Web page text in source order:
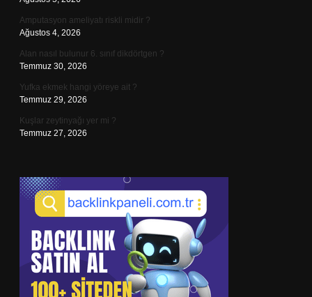
Amputasyon ameliyatı riskli midir ?
Ağustos 4, 2026
Alan nasıl bulunur 6. sınıf dikdörtgen ?
Temmuz 30, 2026
Yufka ekmek hangi yöreye ait ?
Temmuz 29, 2026
Kuşlar zeytinyağı yer mi ?
Temmuz 27, 2026